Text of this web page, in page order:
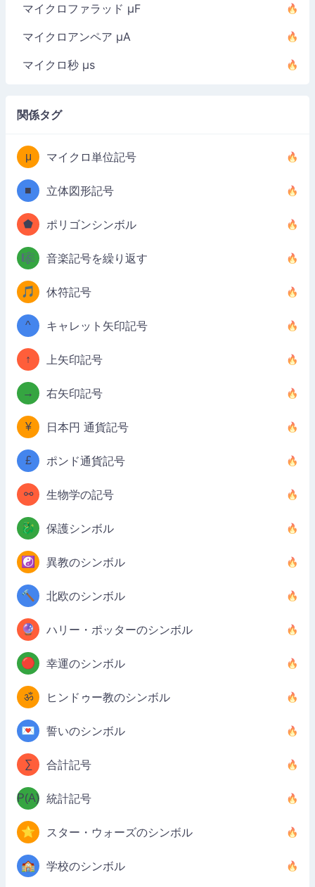
マイクロファラッド µF
マイクロアンペア µA
マイクロ秒 µs
関係タグ
μ マイクロ単位記号
■ 立体図形記号
⬟ ポリゴンシンボル
🎼 音楽記号を繰り返す
🎵 休符記号
^ キャレット矢印記号
↑ 上矢印記号
→ 右矢印記号
¥ 日本円 通貨記号
£ ポンド通貨記号
⚯ 生物学の記号
🐉 保護シンボル
☯️ 異教のシンボル
🔨 北欧のシンボル
🔮 ハリー・ポッターのシンボル
🔴 幸運のシンボル
ॐ ヒンドゥー教のシンボル
💌 誓いのシンボル
∑ 合計記号
P(A) 統計記号
⭐ スター・ウォーズのシンボル
🏫 学校のシンボル